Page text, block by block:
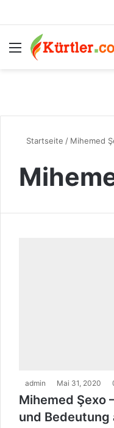
Menü
Startseite / Mihemed
admin Mai 31, 2020
Mihemed Şexo
und Bedeutung